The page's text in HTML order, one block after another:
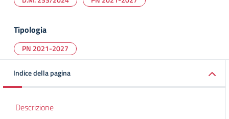
Tipologia
PN 2021-2027
Indice della pagina
Descrizione